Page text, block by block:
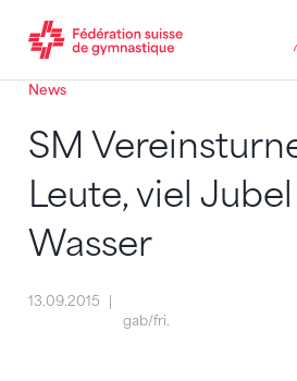
Passer au contenu
Naviguer vers le plan du siten
JavaScript est nécessaire pour
News
SM
Leute, viel
Wasser
13.09.2015
gab/fri.